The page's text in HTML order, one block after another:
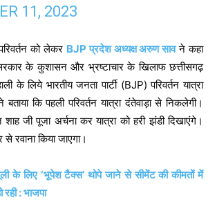
11, 2023
को लेकर BJP प्रदेश अध्यक्ष अरुण सावने कहा
के कुशासन और भ्रष्टाचार के खिलाफ छत्तीसगढ़
के लिये भारतीय जनता पार्टी (BJP) परिवर्तन यात्रा
कि पहली परिवर्तन यात्रा दंतेवाड़ा से निकलेगी।
जी पूजा अर्चना कर यात्रा को हरी झंडी दिखाएंगे।
रवाना किया जाएगा।
के लिए ‘भूपेश टैक्स’ थोपे जाने से सीमेंट की कीमतों में
रही : भाजपा